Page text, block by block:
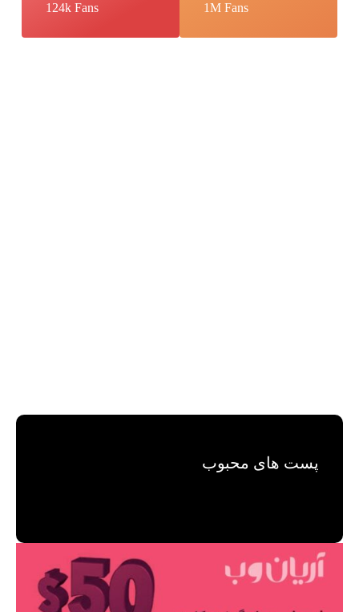
1M Fans
124k Fans
پست های محبوب